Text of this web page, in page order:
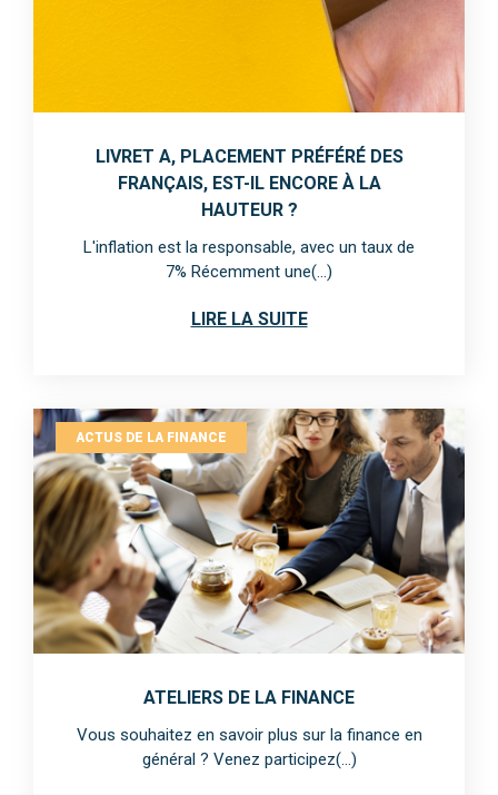
LIVRET A, PLACEMENT PRÉFÉRÉ DES
FRANÇAIS, EST-IL ENCORE À LA
HAUTEUR ?
L'inflation est la responsable, avec un taux de
7% Récemment une(...)
LIRE LA SUITE
ACTUS DE LA FINANCE
ATELIERS DE LA FINANCE
Vous souhaitez en savoir plus sur la finance en
général ? Venez participez(...)